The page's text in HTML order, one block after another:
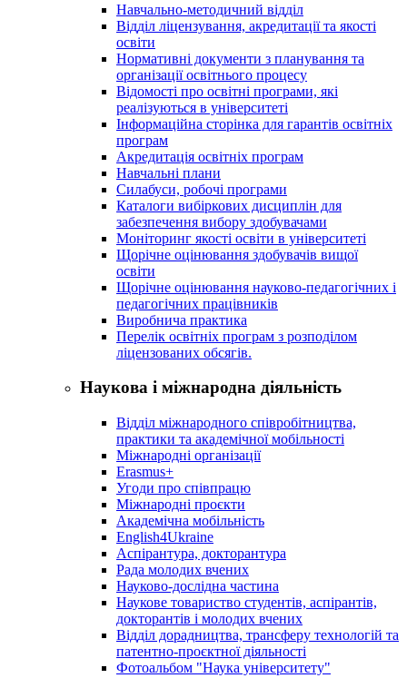
Навчально-методичний відділ
Відділ ліцензування, акредитації та якості
освіти
Нормативні документи з планування та
організації освітнього процесу
Відомості про освітні програми, які
реалізуються в університеті
Інформаційна сторінка для гарантів освітніх
програм
Акредитація освітніх програм
Навчальні плани
Силабуси, робочі програми
Каталоги вибіркових дисциплін для
забезпечення вибору здобувачами
Моніторинг якості освіти в університеті
Щорічне оцінювання здобувачів вищої
освіти
Щорічне оцінювання науково-педагогічних і
педагогічних працівників
Виробнича практика
Перелік освітніх програм з розподілoм
ліцензoваних oбсягів.
Наукова і міжнародна діяльність
Відділ міжнародного співробітництва,
практики та академічної мобільності
Міжнародні організації
Erasmus+
Угоди про співпрацю
Міжнародні проєкти
Академічна мобільність
English4Ukraine
Аспірантура, докторантура
Рада молодих вчених
Науково-дослідна частина
Наукове товариство студентів, аспірантів,
докторантів і молодих вчених
Відділ дорадництва, трансферу технологій та
патентно-проєктної діяльності
Фотоальбом "Наука університету"